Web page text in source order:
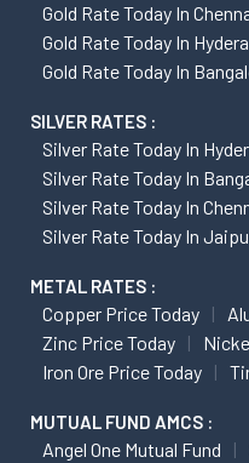
Gold Rate Today In
Gold Rate Today In
Gold Rate Today In
SILVER RATES :
Silver Rate Today In
Silver Rate Today In
Silver Rate Today In
Silver Rate Today In
METAL RATES :
Copper Price Today
Zinc Price Today
Iron Ore Price Today
MUTUAL FUND AMCS :
Angel One Mutual Fund